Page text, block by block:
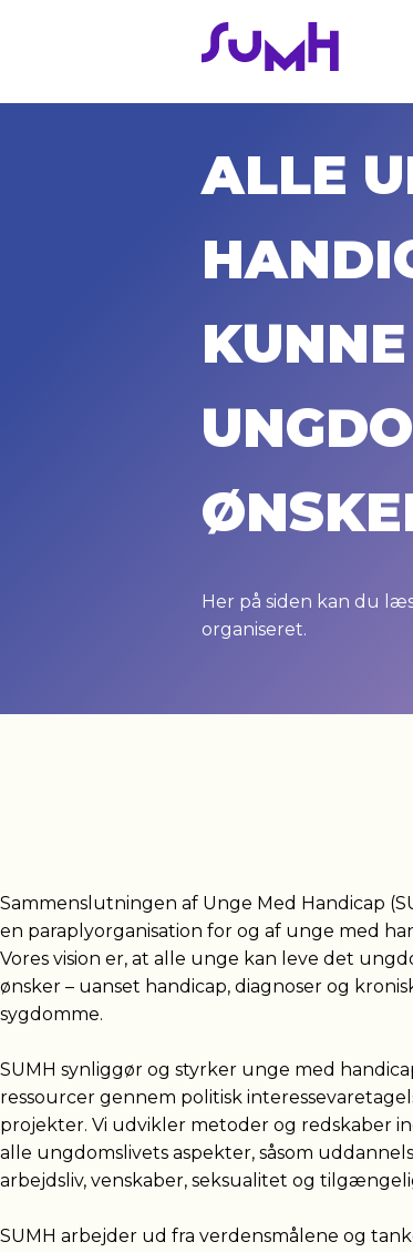
ALLE
Her på siden kan du
organiseret.
Sammenslutningen af Unge Med Handicap
en paraplyorganisation for og af unge med
Vores vision er, at alle unge kan leve det
ønsker – uanset handicap, diagnoser og
sygdomme.
SUMH synliggør og styrker unge med
ressourcer gennem politisk
projekter. Vi udvikler metoder og redskaber
alle ungdomslivets aspekter, såsom
arbejdsliv, venskaber, seksualitet og
SUMH arbejder ud fra verdensmålene og